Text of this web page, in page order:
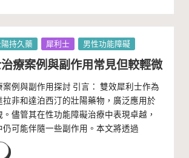
持久藥 犀利士 男性功能障礙
療案例與副作用常見但較輕微
例與副作用探討 引言： 雙效犀利士作為
非和達泊西汀的壯陽藥物，廣泛應用於
儘管其在性功能障礙治療中表現卓越，
可能伴隨一些副作用。本文將透過